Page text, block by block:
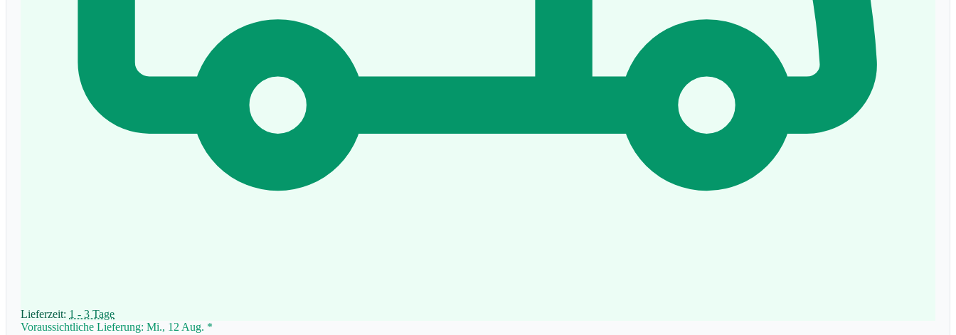
Lieferzeit: 1 - 3 Tage
Voraussichtliche Lieferung: Mi., 12 Aug. *